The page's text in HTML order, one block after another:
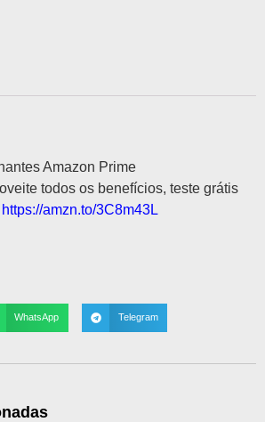
Amazon Prime
todos os benefícios, teste grátis
https://amzn.to/3C8m43L
WhatsApp Telegram